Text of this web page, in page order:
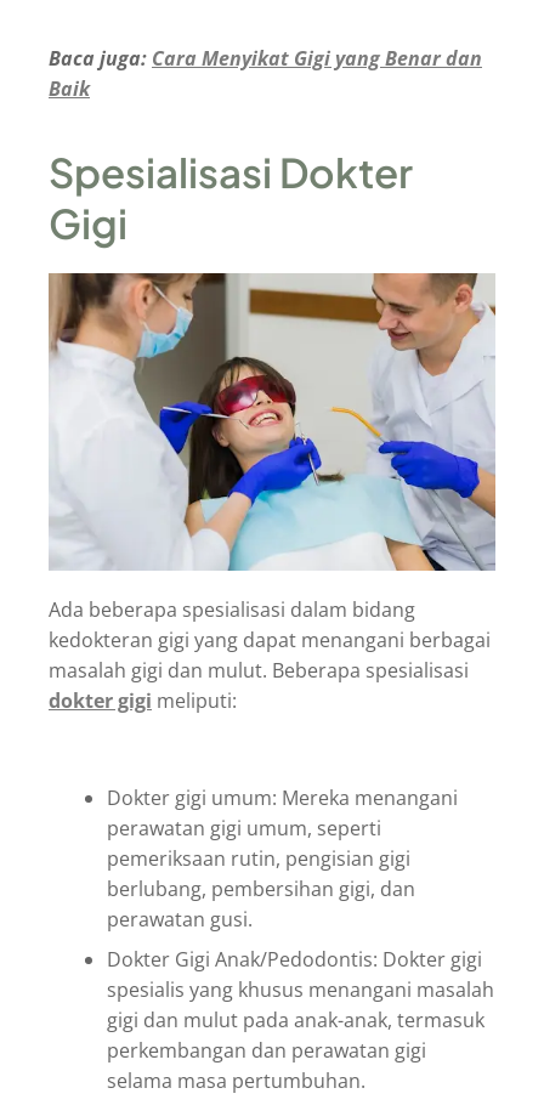
Baca juga: Cara Menyikat Gigi yang Benar dan
Baik
Spesialisasi Dokter
Gigi
Ada beberapa spesialisasi dalam bidang
kedokteran gigi yang dapat menangani berbagai
masalah gigi dan mulut. Beberapa spesialisasi
dokter gigi meliputi:
Dokter gigi umum: Mereka menangani
perawatan gigi umum, seperti
pemeriksaan rutin, pengisian gigi
berlubang, pembersihan gigi, dan
perawatan gusi.
Dokter Gigi Anak/Pedodontis: Dokter gigi
spesialis yang khusus menangani masalah
gigi dan mulut pada anak-anak, termasuk
perkembangan dan perawatan gigi
selama masa pertumbuhan.